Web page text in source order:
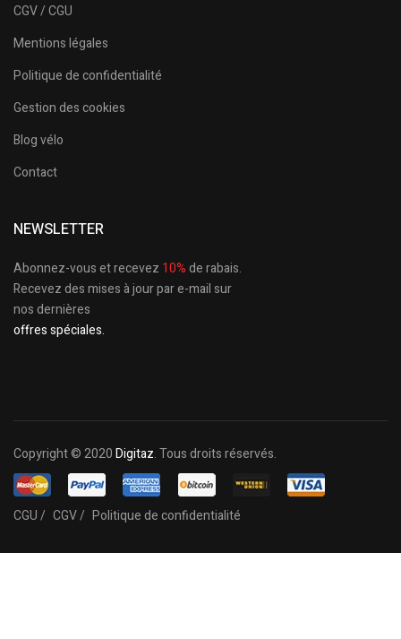
CGV / CGU
Mentions légales
Politique de confidentialité
Gestion des cookies
Blog vélo
Contact
NEWSLETTER
Abonnez-vous et recevez 10%de rabais.
Recevez des mises à jour par e-mail sur
nos dernières
offres spéciales.
Copyright © 2020Digitaz. Tous droits réservés.
CGU / CGV / Politique de confidentialité